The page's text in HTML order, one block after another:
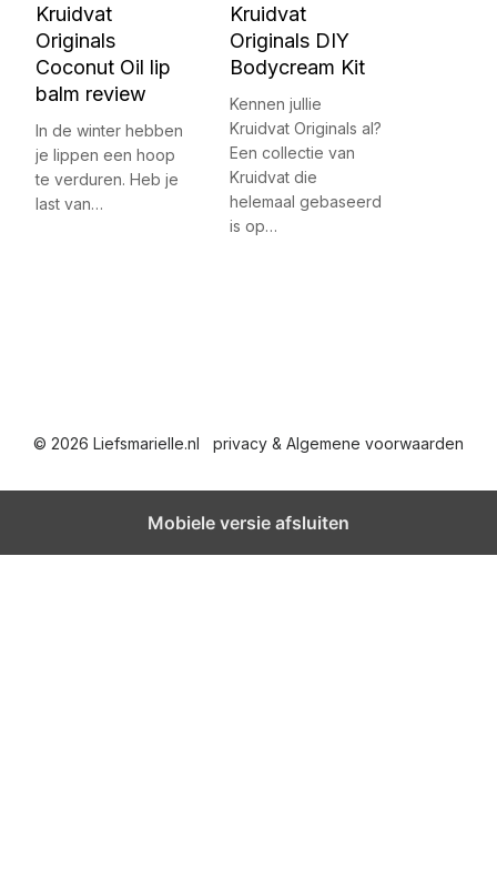
Kruidvat
Originals
Coconut Oil lip
balm review
In de winter hebben
je lippen een hoop
te verduren. Heb je
last van…
Kruidvat
Originals DIY
Bodycream Kit
Kennen jullie
Kruidvat Originals al?
Een collectie van
Kruidvat die
helemaal gebaseerd
is op…
© 2026 Liefsmarielle.nl privacy & Algemene voorwaarden
Mobiele versie afsluiten